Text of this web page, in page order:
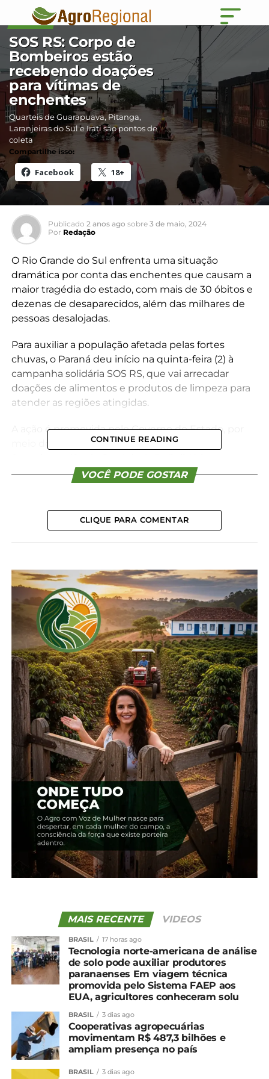
BRASIL
SOS RS: Corpo de
Bombeiros estão
recebendo doações
para vítimas de
enchentes
Quarteis de Guarapuava, Pitanga,
Laranjeiras do Sul e Irati são pontos de
coleta
Compartilhe isso:
Facebook 18+
Publicado 2 anos ago sobre 3 de maio, 2024
Por Redação
O Rio Grande do Sul enfrenta uma situação
dramática por conta das enchentes que causam a
maior tragédia do estado, com mais de 30 óbitos e
dezenas de desaparecidos, além das milhares de
pessoas desalojadas.
Para auxiliar a população afetada pelas fortes
chuvas, o Paraná deu início na quinta-feira (2) à
campanha solidária SOS RS, que vai arrecadar
doações de alimentos e produtos de limpeza para
atender as regiões atingidas.
A ação é promovida pelo Governo do Estado, por
meio do Gabinete da Primeira-Dama e da
apoio da Coordenadoria Estadual da Defesa Civil e
do Corpo de Bombeiros Militar do Paraná (CBMPR).
Os quartéis do Corpo de Bombeiros receberão, até
o dia 8 de maio (quarta-feira), quatro tipos de
produtos para serem distribuídos no Rio Grande do
higiene e produtos de limpeza.
Pontos de Arrecadação no Estado:Todos os
quartéis do Corpo de Bombeiros Militar do Paraná.
Em Guarapuava
Quartel do Posto Primavera – Rua João Fortkamp,
870 – Primavera
Sede Administrativa do 12° GB – Rua XV de
Novembro, 7.260, 1° andar – Centro
Em Laranjeiras do Sul
Quartel Central – Rua Barão do Rio branco, 3167 –
bairro São Francisco
Em Pitanga
Quartel Central – Avenida Brasil, n° 911
Em Irati
CONTINUE READING
VOCÊ PODE GOSTAR
CLIQUE PARA COMENTAR
MAIS RECENTE VIDEOS
BRASIL 17 horas ago
Tecnologia norte-americana de análise
de solo pode auxiliar produtores
paranaenses Em viagem técnica
promovida pelo Sistema FAEP aos
EUA, agricultores conheceram solu
BRASIL 3 dias ago
Cooperativas agropecuárias
movimentam R$ 487,3 bilhões e
ampliam presença no país
BRASIL 3 dias ago